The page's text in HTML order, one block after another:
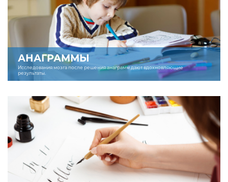
АНАГРАММЫ
Исследования мозга после решения анаграмм дают вдохновляющие
результаты.